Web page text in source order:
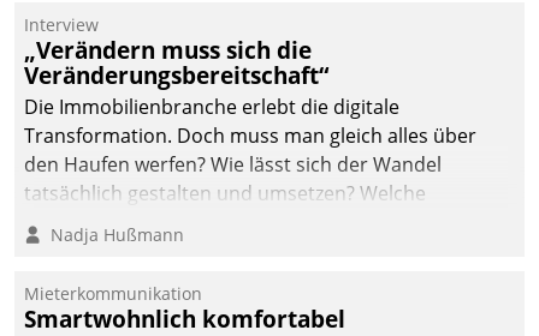
Die monatlichen
Mitteilungen zum
Heizungs- und
Wasserverbrauch gehen
automatisiert, vollständig
und auf Wunsch über
mehrere zuvor
Kommunikationswege bei
Interview
„Verändern muss sich die
Veränderungsbereitschaft“
Die Immobilienbranche erlebt die digitale
Transformation. Doch muss man gleich alles über
den Haufen werfen? Wie lässt sich der Wandel
tatsächlich gestalten und umsetzen? Welche
Argumente zählen wirklich?
Nadja Hußmann
Mieterkommunikation
Smartwohnlich komfortabel